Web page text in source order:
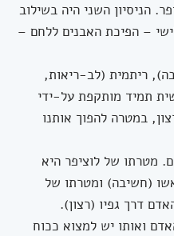
הניסיון השני היה בשילוב
– הפיכת האבנים ללחם –
ריתמית (לב-ריאות,
תמיד מותקפת על-ידי
במטרה להפוך אותנו
מטרתו של לוציפר היא
(חשיבה) ומטרתו של
דרך גפיו (רצון).
ואותו יש למצוא ככוח